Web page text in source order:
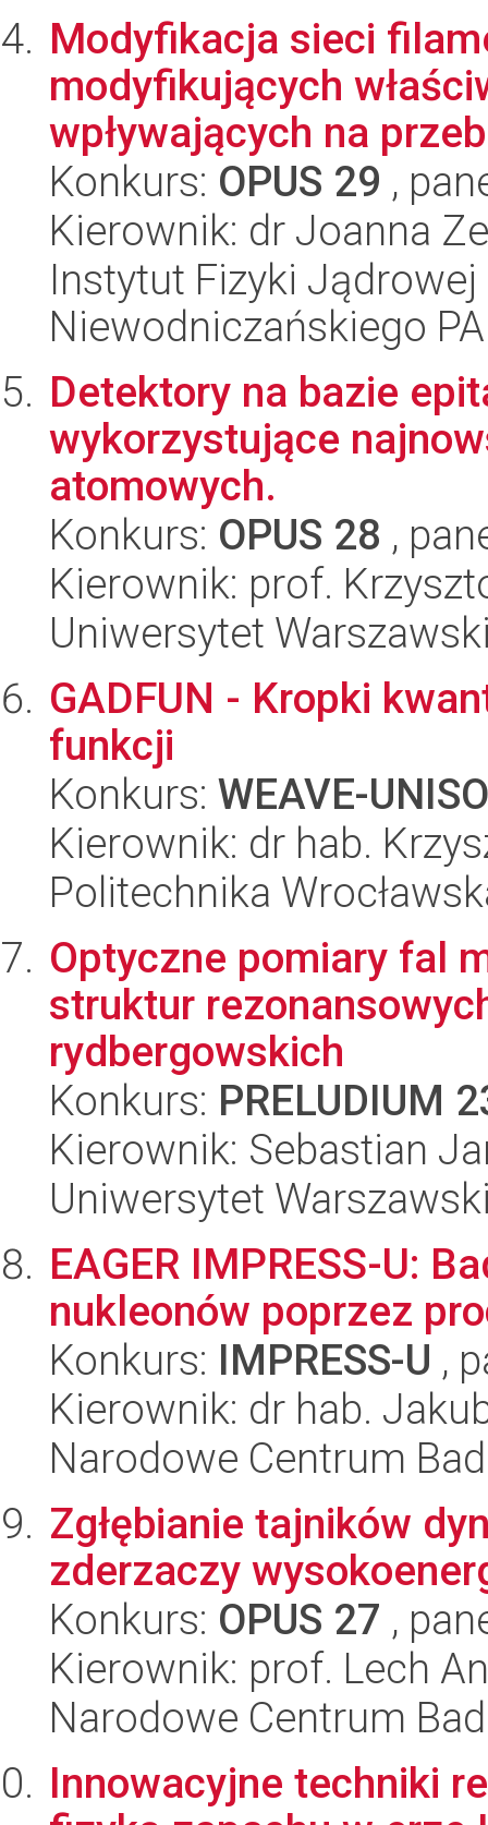
Modyfikacja sieci
modyfikujących
wpływających na
Konkurs: OPUS 29 ,
Kierownik: dr Joanna
Instytut Fizyki
Niewodniczańskiego
Detektory na bazie
wykorzystujące
atomowych.
Konkurs: OPUS 28 ,
Kierownik: prof.
Uniwersytet
GADFUN - Kropki
funkcji
Konkurs: WEAVE-
Kierownik: dr hab.
Politechnika
Optyczne pomiary fal
struktur
rydbergowskich
Konkurs: PRELUDIUM
Kierownik: Sebastian
Uniwersytet
EAGER IMPRESS-U:
nukleonów poprzez
Konkurs: IMPRESS-U ,
Kierownik: dr hab.
Narodowe Centrum
Zgłębianie tajników
zderzaczy
Konkurs: OPUS 27 ,
Kierownik: prof. Lech
Narodowe Centrum
Innowacyjne techniki